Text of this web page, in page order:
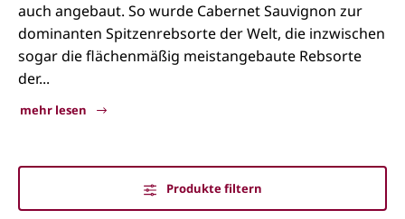
auch angebaut. So wurde Cabernet Sauvignon zur
dominanten Spitzenrebsorte der Welt, die inzwischen
sogar die flächenmäßig meistangebaute Rebsorte
der...
mehr lesen
Produkte filtern